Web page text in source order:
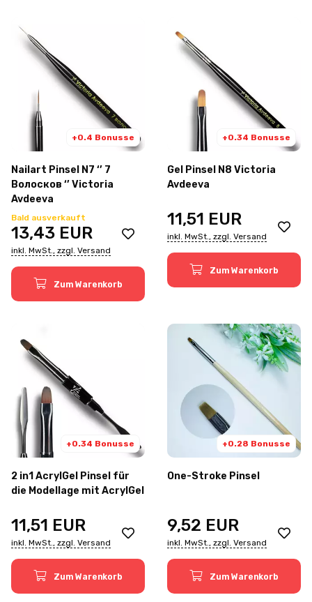
+0.4 Bonusse
Nailart Pinsel N7 ‘’ 7
Волосков ‘’ Victoria
Avdeeva
Bald ausverkauft
13,43 EUR
inkl. MwSt., zzgl. Versand
Zum Warenkorb
+0.34 Bonusse
Gel Pinsel N8 Victoria
Avdeeva
11,51 EUR
inkl. MwSt., zzgl. Versand
Zum Warenkorb
+0.34 Bonusse
2 in1 AcrylGel Pinsel für
die Modellage mit AcrylGel
11,51 EUR
inkl. MwSt., zzgl. Versand
Zum Warenkorb
+0.28 Bonusse
One-Stroke Pinsel
9,52 EUR
inkl. MwSt., zzgl. Versand
Zum Warenkorb